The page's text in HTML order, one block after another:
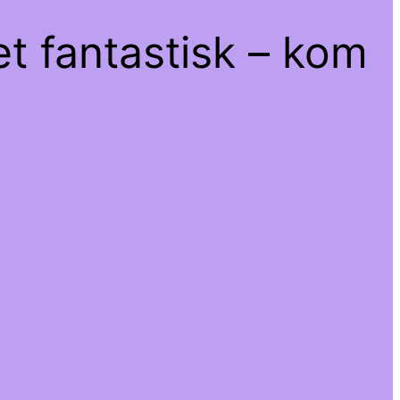
fantastisk – kom